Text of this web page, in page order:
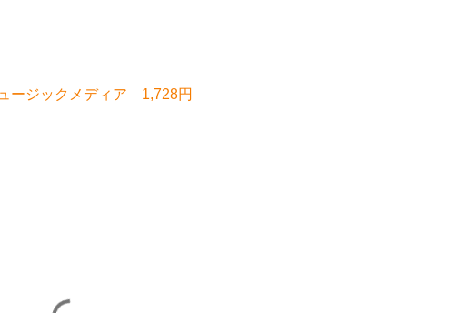
ージックメディア 1,728円